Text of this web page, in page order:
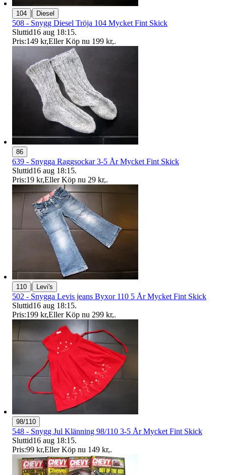
104 | Diesel
508 - Snygg Diesel Tröja 104 Mycket Fint Skick
Sluttid16 aug 18:15.
Pris:149 kr,Eller Köp nu 199 kr,.
86
639 - Snygga Raggsockar 3-5 År Mycket Fint Skick
Sluttid16 aug 18:15.
Pris:19 kr,Eller Köp nu 29 kr,.
110 | Levi's
502 - Snygga Levis jeans Byxor 110 5 År Mycket Fint Skick
Sluttid16 aug 18:15.
Pris:199 kr,Eller Köp nu 299 kr,.
98/110
548 - Snygg Jul Klänning 98/110 3-5 År Mycket Fint Skick
Sluttid16 aug 18:15.
Pris:99 kr,Eller Köp nu 149 kr,.